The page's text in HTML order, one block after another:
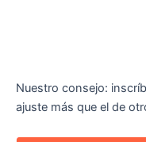
Nuestro consejo:
ajuste más que el de